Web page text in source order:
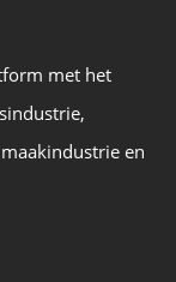
met het
en